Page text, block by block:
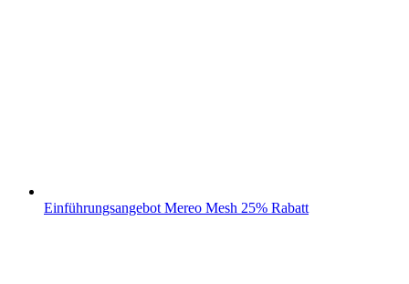
Einführungsangebot Mereo Mesh 25% Rabatt